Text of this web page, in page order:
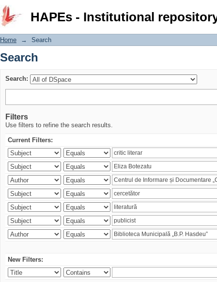
HAPEs - Institutional
Search
Home → Search
Search
Search:
Filters
Use filters to refine the search results.
Current Filters:
New Filters: